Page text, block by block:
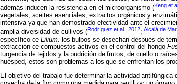
además inducen la resistencia en el microorganismo (Keng et
vegetales, aceites esenciales, extractos orgánicos y
intensiva ya que han demostrado efectividad ante el
amplia diversidad de cultivos (Rodríguez et al., 2012; Alcalá de
específico de Lilium , los bulbos se desechan después de
extracción de compuestos activos en el control del hongo
turgencia de tejidos y la pudrición de frutos, de cuello o
huésped, estos son problemas a los que se enfrentan los
El objetivo del trabajo fue determinar la actividad antifúngica